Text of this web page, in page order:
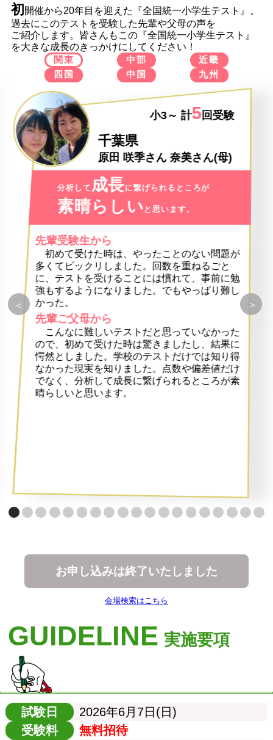
初 開催から20年目を迎えた『全国統一小学生テスト』。
過去にこのテストを受験した先輩や父母の声を
ご紹介します。皆さんもこの『全国統一小学生テスト』
を大きな成長のきっかけにしてください！
関東 中部
近畿
四国
中国 九州
小3～ 計5回受験
千葉県
原田 咲季さん 奈美さん(母)
分析して 成長に繋げられるところが
素晴らしいと思います。
先輩受験生から
初めて受けた時は、やったことのない問題が
多くてビックリしました。回数を重ねるごと
に、テストを受けることには慣れて、事前に勉
強もするようになりました。でもやっぱり難し
かった。
先輩ご父母から
こんなに難しいテストだと思っていなかった
ので、初めて受けた時は驚きましたし、結果に
愕然としました。学校のテストだけでは知り得
なかった現実を知りました。点数や偏差値だけ
でなく、分析して成長に繋げられるところが素
晴らしいと思います。
＞
＜
お申し込みは終了いたしました
会場検索はこちら
GUIDELINE 実施要項
試験日
2026年6月7日(日)
受験料
無料招待